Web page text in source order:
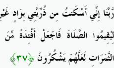
رَّبَّنَا إِنِّي أَسْكَنتُ مِن ذُرِّيَّتِي بِوَادٍ
لِيُقِيمُوا الصَّلَاةَ فَاجْعَلْ أَفْئِدَةً
الثَّمَرَاتِ لَعَلَّهُمْ يَشْكُرُونَ﴿٣٧﴾